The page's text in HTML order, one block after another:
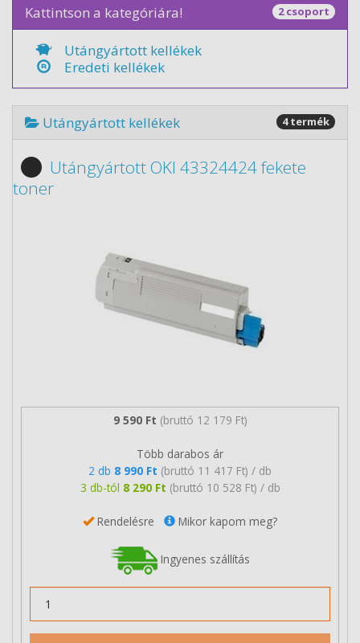
Kattintson a kategóriára!
2 csoport
Utángyártott kellékek
Eredeti kellékek
Utángyártott kellékek 4 termék
Utángyártott OKI 43324424 fekete
toner
9 590 Ft (bruttó 12 179 Ft)
Több darabos ár
2 db 8 990 Ft (bruttó 11 417 Ft) / db
3 db-tól 8 290 Ft (bruttó 10 528 Ft) / db
Rendelésre Mikor kapom meg?
Ingyenes szállítás